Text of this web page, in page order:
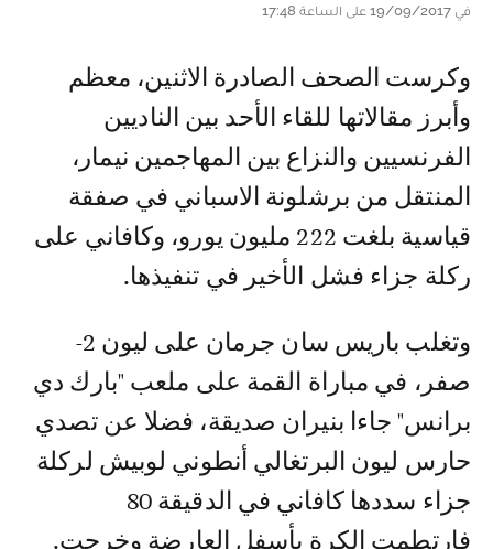
في 19/09/2017 على الساعة 17:48
وكرست الصحف الصادرة الاثنين، معظم
وأبرز مقالاتها للقاء الأحد بين الناديين
الفرنسيين والنزاع بين المهاجمين نيمار،
المنتقل من برشلونة الاسباني في صفقة
قياسية بلغت 222 مليون يورو، وكافاني على
ركلة جزاء فشل الأخير في تنفيذها.
وتغلب باريس سان جرمان على ليون 2-
صفر، في مباراة القمة على ملعب "بارك دي
برانس" جاءا بنيران صديقة، فضلا عن تصدي
حارس ليون البرتغالي أنطوني لوبيش لركلة
جزاء سددها كافاني في الدقيقة 80
فارتطمت الكرة بأسفل العارضة وخرجت.